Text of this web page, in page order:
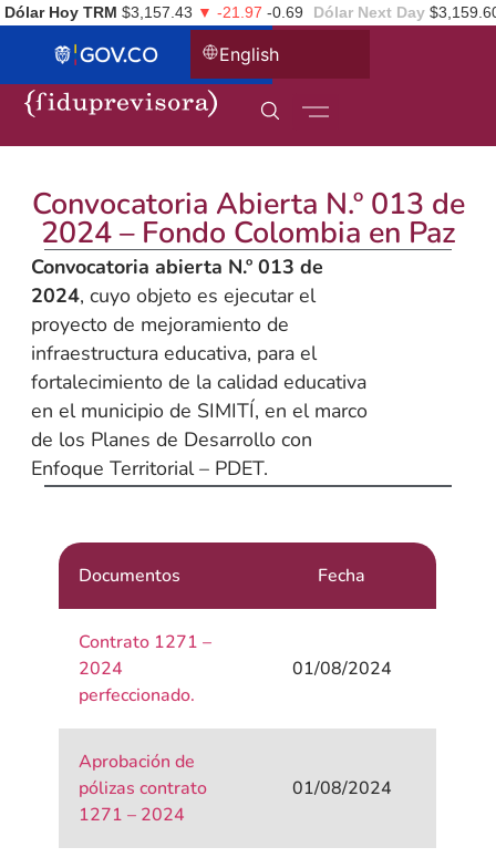
Dólar Hoy TRM $3,157.43 ▼ -21.97 -0.69 Dólar Next Day
English
Convocatoria Abierta N.º 013 de
2024 – Fondo Colombia en Paz
Convocatoria abierta N.º 013 de
2024, cuyo objeto es ejecutar el
proyecto de mejoramiento de
infraestructura educativa, para el
fortalecimiento de la calidad educativa
en el municipio de SIMITÍ, en el marco
de los Planes de Desarrollo con
Enfoque Territorial – PDET.
Documentos Fecha
Contrato 1271 –
2024
perfeccionado.
01/08/2024
Aprobación de
pólizas contrato
1271 – 2024
01/08/2024